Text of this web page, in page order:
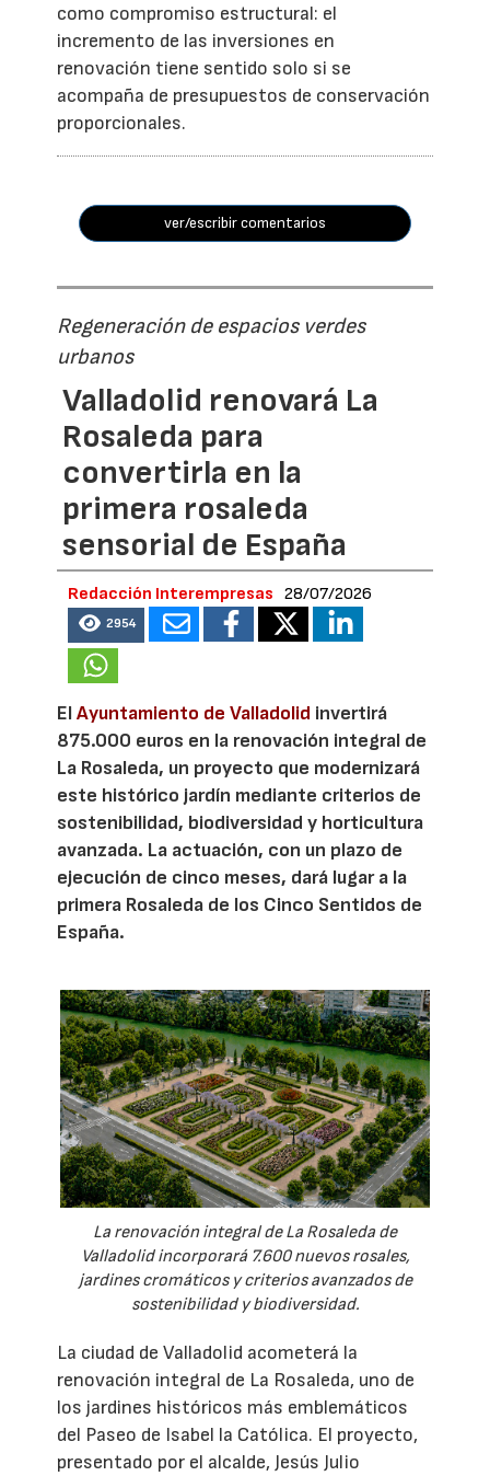
como compromiso estructural: el
incremento de las inversiones en
renovación tiene sentido solo si se
acompaña de presupuestos de conservación
proporcionales.
ver/escribir comentarios
Regeneración de espacios verdes
urbanos
Valladolid renovará La
Rosaleda para
convertirla en la
primera rosaleda
sensorial de España
Redacción Interempresas 28/07/2026
2954
ElAyuntamiento de Valladolid invertirá
875.000 euros en la renovación integral de
La Rosaleda, un proyecto que modernizará
este histórico jardín mediante criterios de
sostenibilidad, biodiversidad y horticultura
avanzada. La actuación, con un plazo de
ejecución de cinco meses, dará lugar a la
primera Rosaleda de los Cinco Sentidos de
España.
La renovación integral de La Rosaleda de
Valladolid incorporará 7.600 nuevos rosales,
jardines cromáticos y criterios avanzados de
sostenibilidad y biodiversidad.
La ciudad de Valladolid acometerá la
renovación integral de La Rosaleda, uno de
los jardines históricos más emblemáticos
del Paseo de Isabel la Católica. El proyecto,
presentado por el alcalde, Jesús Julio